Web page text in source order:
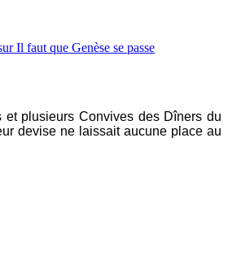
Il faut que Genèse se passe
et plusieurs Convives des Dîners du
devise ne laissait aucune place au